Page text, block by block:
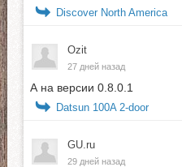
Discover North America
Ozit
27 дней назад
А на версии 0.8.0.1
Datsun 100A 2-door
GU.ru
29 дней назад